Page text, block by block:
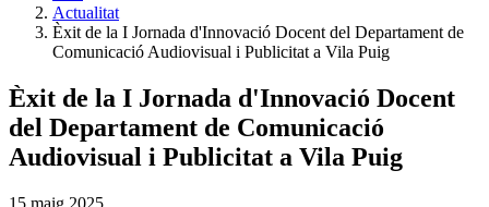
Actualitat
Èxit de la I Jornada d'Innovació Docent del Departament de
Comunicació Audiovisual i Publicitat a Vila Puig
Èxit de la I Jornada d'Innovació Docent
del Departament de Comunicació
Audiovisual i Publicitat a Vila Puig
15 maig 2025